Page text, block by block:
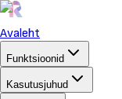
Avaleht
Funktsioonid
Kasutusjuhud